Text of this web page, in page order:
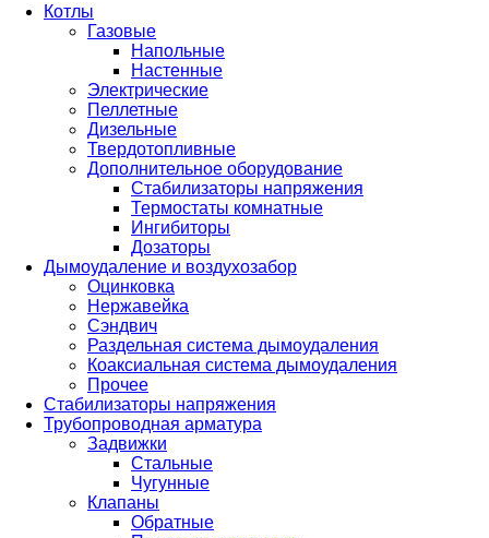
Котлы
Газовые
Напольные
Настенные
Электрические
Пеллетные
Дизельные
Твердотопливные
Дополнительное оборудование
Стабилизаторы напряжения
Термостаты комнатные
Ингибиторы
Дозаторы
Дымоудаление и воздухозабор
Оцинковка
Нержавейка
Сэндвич
Раздельная система дымоудаления
Коаксиальная система дымоудаления
Прочее
Стабилизаторы напряжения
Трубопроводная арматура
Задвижки
Стальные
Чугунные
Клапаны
Обратные